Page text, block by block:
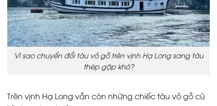
Vì sao chuyển đổi tàu vỏ gỗ trên vịnh Hạ Long sang tàu
thép gặp khó?
Trên vịnh Hạ Long vẫn còn những chiếc tàu vỏ gỗ cũ